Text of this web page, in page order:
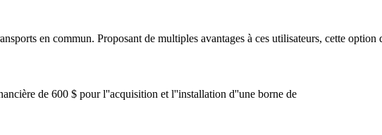
en commun. Proposant de multiples avantages à ces utilisateurs, cette option
de 600 $ pour l''acquisition et l''installation d''une borne de